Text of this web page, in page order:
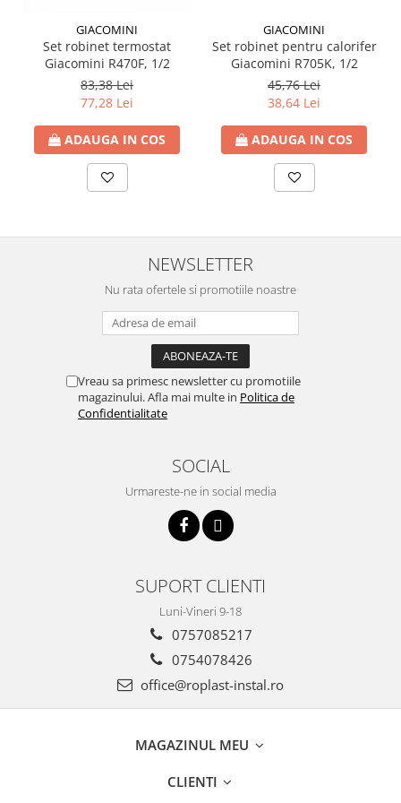
Ventilator de tubulatura
Amenajare bucatarie
Promotii pachete chiuveta +
Chiuvete bucatarie din compozit
Chiuveta bucatarie inox
Chiuveta bucatarie granit
Instalatii apa/gaz/canalizare
FILTRARE PENTRU APA SI PIESE DE
Filtre de apa
Cartuse ( Rezerve filtre apa)
SISTEME DE ALIMENTARE CU APA
Mufa rapida pt teava PEHD
Fitinguri Compresiune
Pompe submersibile
Pompe pentru testare instalatii
GIACOMINI
Set robinet termostat
Giacomini R470F, 1/2
83,38 Lei
77,28 Lei
ADAUGA IN COS
GIACOMINI
Set robinet pentru calorifer
Giacomini R705K, 1/2
45,76 Lei
38,64 Lei
ADAUGA IN COS
NEWSLETTER
Nu rata ofertele si promotiile noastre
Vreau sa primesc newsletter cu promotiile
magazinului. Afla mai multe in Politica de
Confidentialitate
SOCIAL
Urmareste-ne in social media
SUPORT CLIENTI
Luni-Vineri 9-18
0757085217
0754078426
office@roplast-instal.ro
MAGAZINUL MEU
CLIENTI